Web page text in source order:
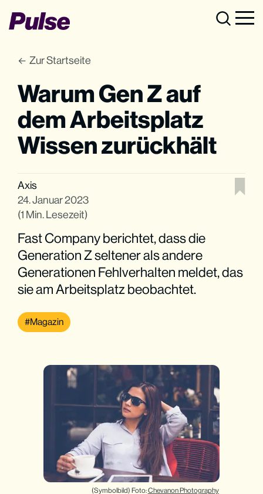
Zur Startseite
Warum Gen Z auf
dem Arbeitsplatz
Wissen zurückhält
Axis
24. Januar 2023
(1 Min. Lesezeit)
Fast Company berichtet, dass die
Generation Z seltener als andere
Generationen Fehlverhalten meldet, das
sie am Arbeitsplatz beobachtet.
Magazin
(Symbolbild) Foto: Chevanon Photography